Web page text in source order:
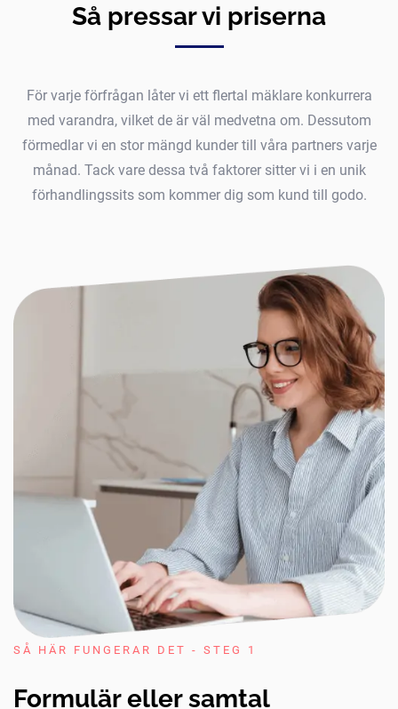
Så pressar vi priserna
För varje förfrågan låter vi ett flertal mäklare konkurrera
med varandra, vilket de är väl medvetna om. Dessutom
förmedlar vi en stor mängd kunder till våra partners varje
månad. Tack vare dessa två faktorer sitter vi i en unik
förhandlingssits som kommer dig som kund till godo.
SÅ HÄR FUNGERAR DET - STEG 1
Formulär eller samtal